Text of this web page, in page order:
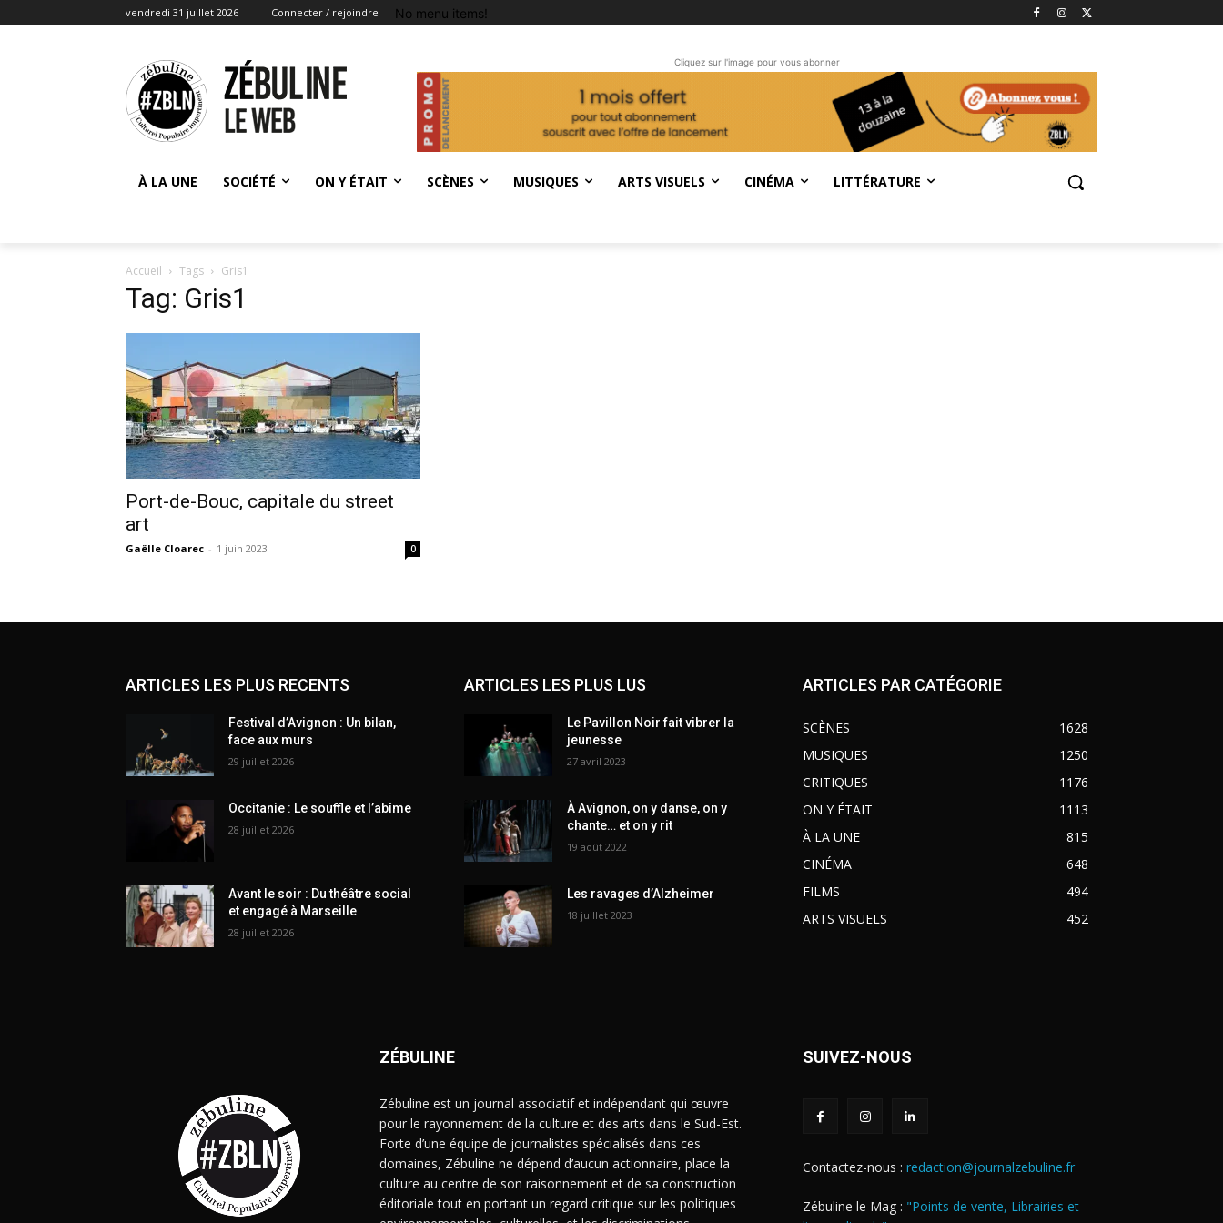
vendredi 31 juillet 2026 Connecter / rejoindre No menu items!
Cliquez sur l'image pour vous abonner
À LA UNE SOCIÉTÉ ON Y ÉTAIT SCÈNES MUSIQUES ARTS VISUELS CINÉMA LITTÉRATURE
Accueil Tags Gris1
Tag: Gris1
Port-de-Bouc, capitale du street
art
Gaëlle Cloarec - 1 juin 2023 0
ARTICLES LES PLUS RECENTS
Festival d’Avignon : Un bilan,
face aux murs
29 juillet 2026
Occitanie : Le souffle et l’abîme
28 juillet 2026
Avant le soir : Du théâtre social
et engagé à Marseille
28 juillet 2026
ARTICLES LES PLUS LUS
Le Pavillon Noir fait vibrer la
jeunesse
27 avril 2023
À Avignon, on y danse, on y
chante… et on y rit
19 août 2022
Les ravages d’Alzheimer
18 juillet 2023
ARTICLES PAR CATÉGORIE
SCÈNES
1628
MUSIQUES
1250
CRITIQUES
1176
ON Y ÉTAIT
1113
À LA UNE
815
CINÉMA
648
FILMS
494
ARTS VISUELS
452
ZÉBULINE
Zébuline est un journal associatif et indépendant qui œuvre
pour le rayonnement de la culture et des arts dans le Sud-Est.
Forte d’une équipe de journalistes spécialisés dans ces
domaines, Zébuline ne dépend d’aucun actionnaire, place la
culture au centre de son raisonnement et de sa construction
éditoriale tout en portant un regard critique sur les politiques
SUIVEZ-NOUS
Contactez-nous : redaction@journalzebuline.fr
Zébuline le Mag : "Points de vente, Librairies et